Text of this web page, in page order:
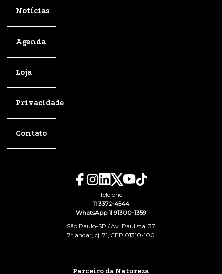
Notícias
Agenda
Loja
Privacidade
Contato
Telefone
11 3372-4544
WhatsApp 11 91300-1359
São Paulo-SP / Av. Paulista, 37
7º andar, cj. 71, CEP 01310-100
Parceiro da Natureza